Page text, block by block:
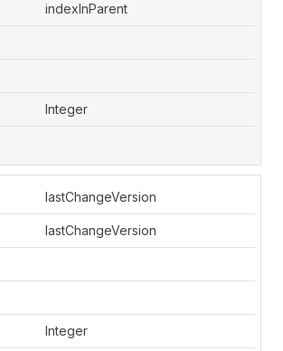
indexInParent
Integer
lastChangeVersion
lastChangeVersion
Integer